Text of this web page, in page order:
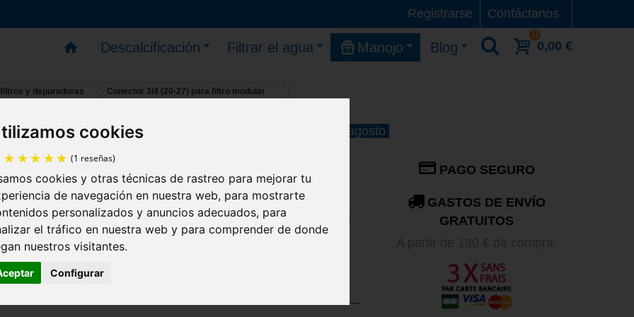
cookies
(1 reseñas)
cookies y otras técnicas de rastreo para mejorar tu
de navegación en nuestra web, para mostrarte
personalizados y anuncios adecuados, para
el tráfico en nuestra web y para comprender de donde
nuestros visitantes.
Configurar
Contáctanos
Registrarse
Descalcificación Filtrar el agua Manojo Blog
0
0,00 €
y depuradoras Conector 3/4 (20-27) para filtro modular
ya puedes hacer pedidos; se reanudarán los envíos el 11 de agosto
Conector 3/4 (20-27) para filtro
modular
Instale fácilmente su portafiltros modular con estos 2
conectores 20/27 (3/4").
portafiltros al paso de rosca adecuado para su proyecto.
PAGO SEGURO
GASTOS DE ENVÍO
GRATUITOS